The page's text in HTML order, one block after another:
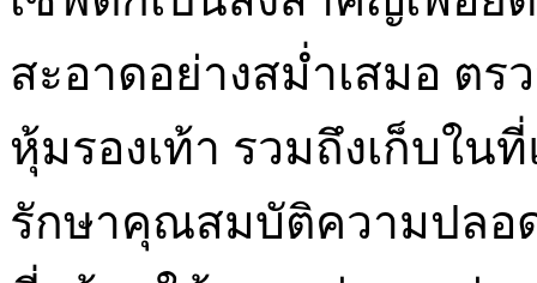
สะอาดอย่างสม่ำเสมอ ต
หุ้มรองเท้า รวมถึงเก็บใน
รักษาคุณสมบัติความปลอ